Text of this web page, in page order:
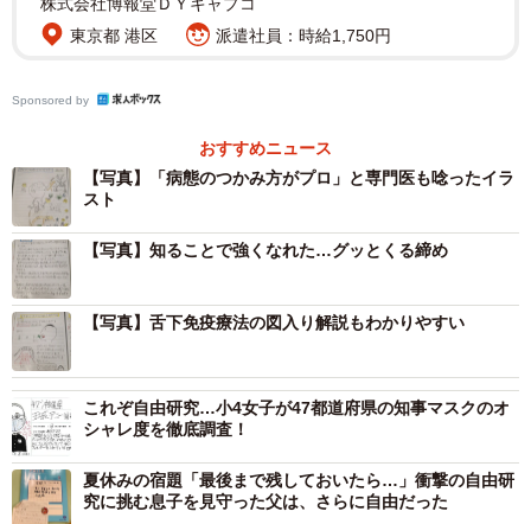
東京都 港区
派遣社員：時給1,750円
Sponsored by
おすすめニュース
【写真】「病態のつかみ方がプロ」と専門医も唸ったイラ
スト
【写真】知ることで強くなれた…グッとくる締め
【写真】舌下免疫療法の図入り解説もわかりやすい
これぞ自由研究…小4女子が47都道府県の知事マスクのオ
シャレ度を徹底調査！
夏休みの宿題「最後まで残しておいたら…」衝撃の自由研
究に挑む息子を見守った父は、さらに自由だった